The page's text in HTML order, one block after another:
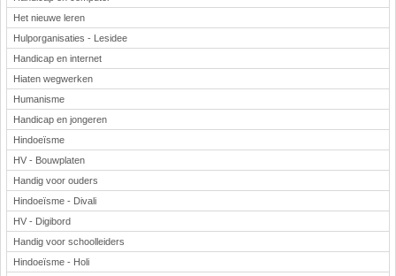
Het nieuwe leren
Hulporganisaties - Lesidee
Handicap en internet
Hiaten wegwerken
Humanisme
Handicap en jongeren
Hindoeïsme
HV - Bouwplaten
Handig voor ouders
Hindoeïsme - Divali
HV - Digibord
Handig voor schoolleiders
Hindoeïsme - Holi